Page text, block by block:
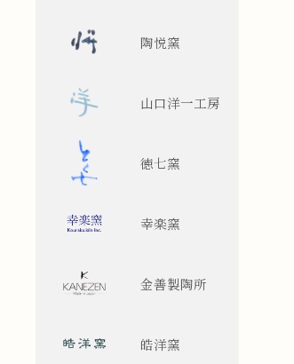
陶悦窯
山口洋一工房
徳七窯
幸楽窯
金善製陶所
皓洋窯